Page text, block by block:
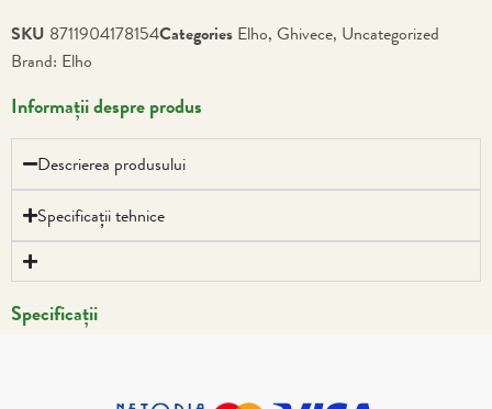
SKU 8711904178154Categories Elho, Ghivece, Uncategorized
Brand: Elho
Informații despre produs
Descrierea produsului
Specificații tehnice
Specificații